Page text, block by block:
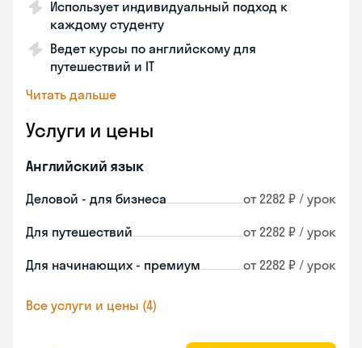
Использует индивидуальный подход к
каждому студенту
Ведет курсы по английскому для
путешествий и IT
Читать дальше
Услуги и цены
Английский язык
Деловой - для бизнеса от 2282 ₽ / урок
Для путешествий от 2282 ₽ / урок
Для начинающих - премиум от 2282 ₽ / урок
Все услуги и цены (4)